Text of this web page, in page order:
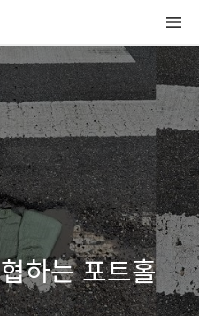
하는 포트홀